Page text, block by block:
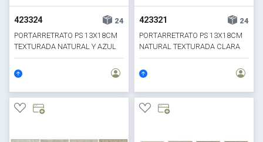
423324
24
PORTARRETRATO PS 13X18CM
TEXTURADA NATURAL Y AZUL
423321
24
PORTARRETRATO PS 13X18CM
NATURAL TEXTURADA CLARA